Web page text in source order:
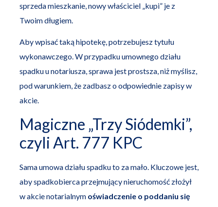
sprzeda mieszkanie, nowy właściciel „kupi” je z
Twoim długiem.
Aby wpisać taką hipotekę, potrzebujesz tytułu
wykonawczego. W przypadku umownego działu
spadku u notariusza, sprawa jest prostsza, niż myślisz,
pod warunkiem, że zadbasz o odpowiednie zapisy w
akcie.
Magiczne „Trzy Siódemki”,
czyli Art. 777 KPC
Sama umowa działu spadku to za mało. Kluczowe jest,
aby spadkobierca przejmujący nieruchomość złożył
w akcie notarialnym oświadczenie o poddaniu się